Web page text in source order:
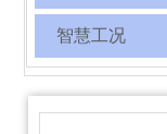
智慧工况